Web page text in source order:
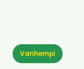
Vanhempi